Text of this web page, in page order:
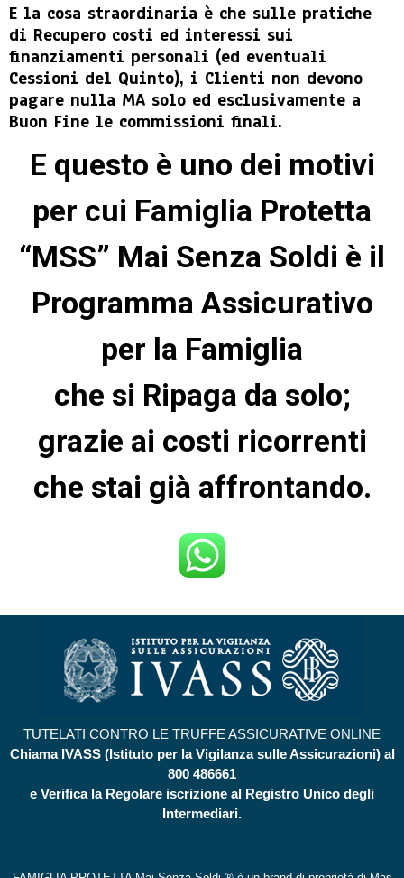
E la cosa straordinaria è che sulle pratiche
di Recupero costi ed interessi sui
finanziamenti personali (ed eventuali
Cessioni del Quinto), i Clienti non devono
pagare nulla MA solo ed esclusivamente a
Buon Fine le commissioni finali.
E questo è uno dei motivi
per cui Famiglia Protetta
“MSS” Mai Senza Soldi è il
Programma Assicurativo
per la Famiglia
che si Ripaga da solo;
grazie ai costi ricorrenti
che stai già affrontando.
TUTELATI CONTRO LE TRUFFE ASSICURATIVE ONLINE
Chiama IVASS (Istituto per la Vigilanza sulle Assicurazioni) al
800 486661
e Verifica la Regolare iscrizione al Registro Unico degli
Intermediari.